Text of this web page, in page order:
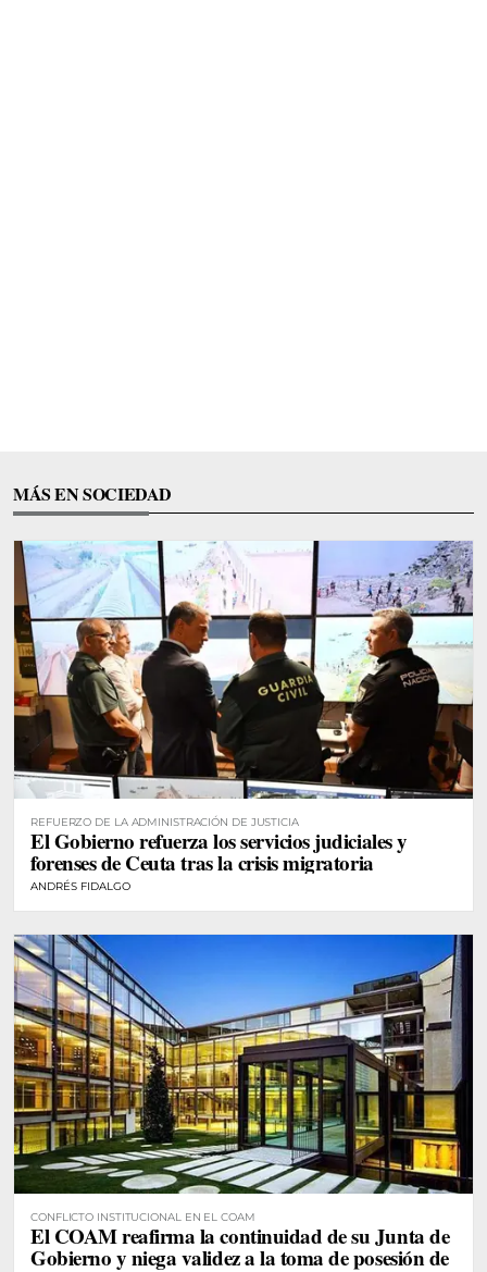
MÁS EN SOCIEDAD
REFUERZO DE LA ADMINISTRACIÓN DE JUSTICIA
El Gobierno refuerza los servicios judiciales y
forenses de Ceuta tras la crisis migratoria
ANDRÉS FIDALGO
CONFLICTO INSTITUCIONAL EN EL COAM
El COAM reafirma la continuidad de su Junta de
Gobierno y niega validez a la toma de posesión de